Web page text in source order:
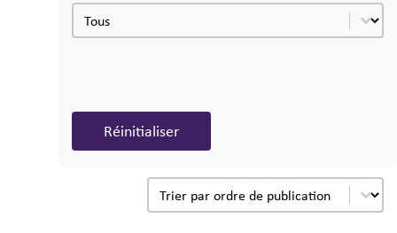
Type de document
Type de document
Réinitialiser
Date de publication
Trier le contenu